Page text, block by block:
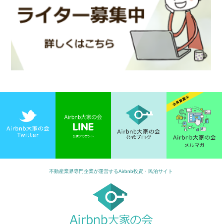
不動産業界専門企業が運営するAirbnb投資・民泊サイト